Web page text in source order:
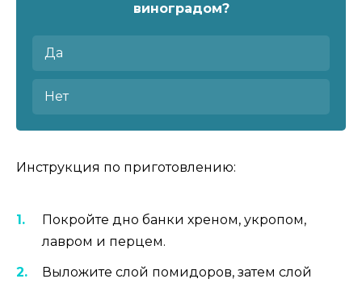
виноградом?
Да
Нет
Инструкция по приготовлению:
Покройте дно банки хреном, укропом,
лавром и перцем.
Выложите слой помидоров, затем слой